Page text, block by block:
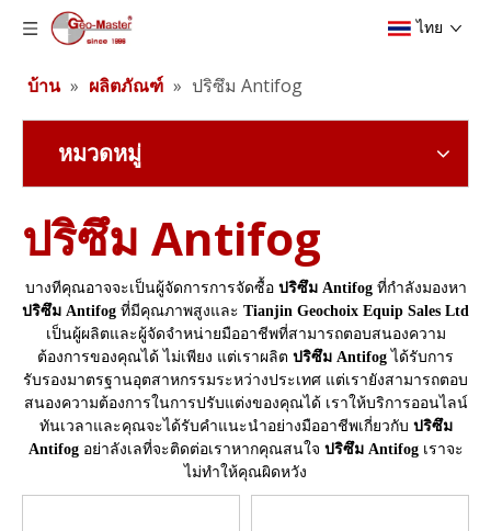
ไทย
บ้าน » ผลิตภัณฑ์ » ปริซึม Antifog
หมวดหมู่
ปริซึม Antifog
บางทีคุณอาจจะเป็นผู้จัดการการจัดซื้อ ปริซึม Antifogที่กำลังมองหา
ปริซึม Antifog ที่มีคุณภาพสูงและ Tianjin Geochoix Equip Sales Ltd
เป็นผู้ผลิตและผู้จัดจำหน่ายมืออาชีพที่สามารถตอบสนองความ
ต้องการของคุณได้ ไม่เพียง แต่เราผลิต ปริซึม Antifog ได้รับการ
รับรองมาตรฐานอุตสาหกรรมระหว่างประเทศ แต่เรายังสามารถตอบ
สนองความต้องการในการปรับแต่งของคุณได้ เราให้บริการออนไลน์
ทันเวลาและคุณจะได้รับคำแนะนำอย่างมืออาชีพเกี่ยวกับ ปริซึม
Antifogอย่าลังเลที่จะติดต่อเราหากคุณสนใจ ปริซึม Antifogเราจะ
ไม่ทำให้คุณผิดหวัง